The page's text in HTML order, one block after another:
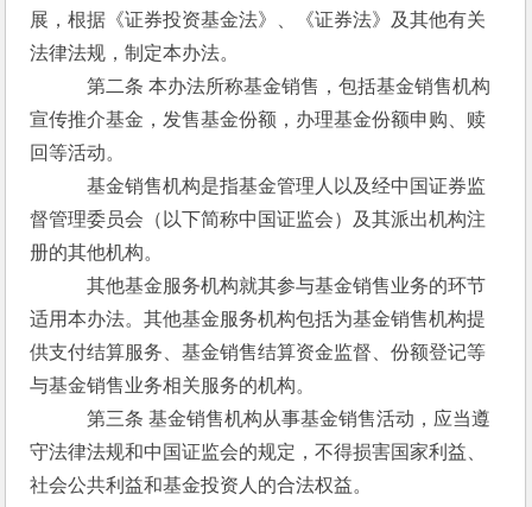
展，根据《证券投资基金法》、《证券法》及其他有关
法律法规，制定本办法。
第二条 本办法所称基金销售，包括基金销售机构
宣传推介基金，发售基金份额，办理基金份额申购、赎
回等活动。
基金销售机构是指基金管理人以及经中国证券监
督管理委员会（以下简称中国证监会）及其派出机构注
册的其他机构。
其他基金服务机构就其参与基金销售业务的环节
适用本办法。其他基金服务机构包括为基金销售机构提
供支付结算服务、基金销售结算资金监督、份额登记等
与基金销售业务相关服务的机构。
第三条 基金销售机构从事基金销售活动，应当遵
守法律法规和中国证监会的规定，不得损害国家利益、
社会公共利益和基金投资人的合法权益。